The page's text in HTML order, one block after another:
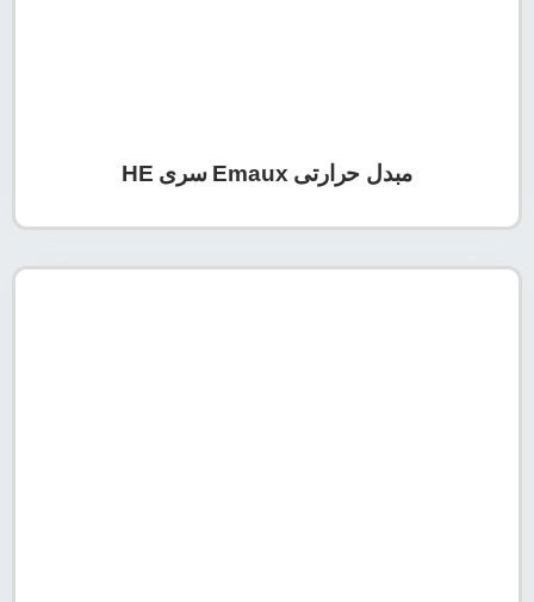
مبدل حرارتی Emaux سری HE